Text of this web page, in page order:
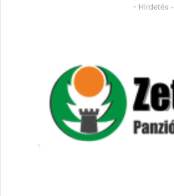
- Hirdetés -